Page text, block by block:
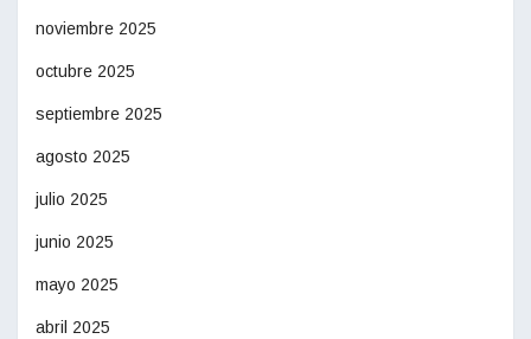
noviembre 2025
octubre 2025
septiembre 2025
agosto 2025
julio 2025
junio 2025
mayo 2025
abril 2025